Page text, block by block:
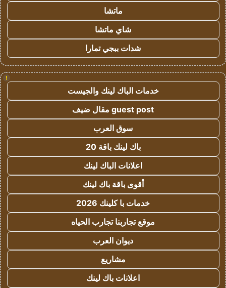
ماتشا
شاي ماتشا
شدات ببجي تمارا
!
خدمات الباك لينك والجيست
guest post مقال ضيف
سوق العرب
باك لينك باقة 20
اعلانات الباك لينك
أقوى باقة باك لينك
خدمات با كلينك 2026
موقع تجاربنا تجارب الحياه
ديوان العرب
مشاريع
اعلانات باك لينك